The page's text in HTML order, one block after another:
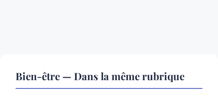
Bien-être — Dans la même rubrique